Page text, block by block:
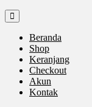
Beranda
Shop
Keranjang
Checkout
Akun
Kontak